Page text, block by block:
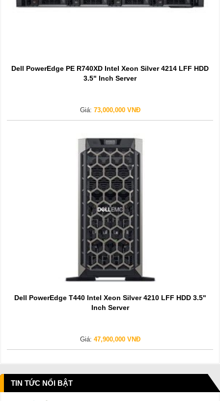
Dell PowerEdge PE R740XD Intel Xeon Silver 4214 LFF HDD
3.5" Inch Server
Giá: 73,000,000 VNĐ
Dell PowerEdge T440 Intel Xeon Silver 4210 LFF HDD 3.5"
Inch Server
Giá: 47,900,000 VNĐ
TIN TỨC NỔI BẬT